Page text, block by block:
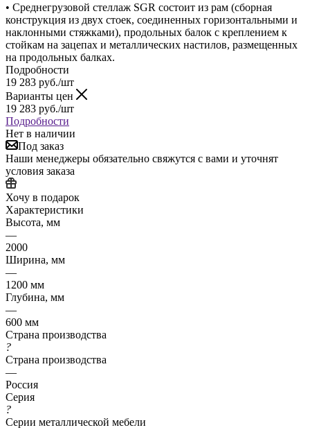
• Среднегрузовой стеллаж SGR состоит из рам (сборная
конструкция из двух стоек, соединенных горизонтальными и
наклонными стяжками), продольных балок с креплением к
стойкам на зацепах и металлических настилов, размещенных
на продольных балках.
Подробности
19 283 руб./шт
Варианты цен
19 283 руб./шт
Подробности
Нет в наличии
Под заказ
Наши менеджеры обязательно свяжутся с вами и уточнят
условия заказа
Хочу в подарок
Характеристики
Высота, мм
—
2000
Ширина, мм
—
1200 мм
Глубина, мм
—
600 мм
Страна производства
?
Страна производства
—
Россия
Серия
?
Серии металлической мебели